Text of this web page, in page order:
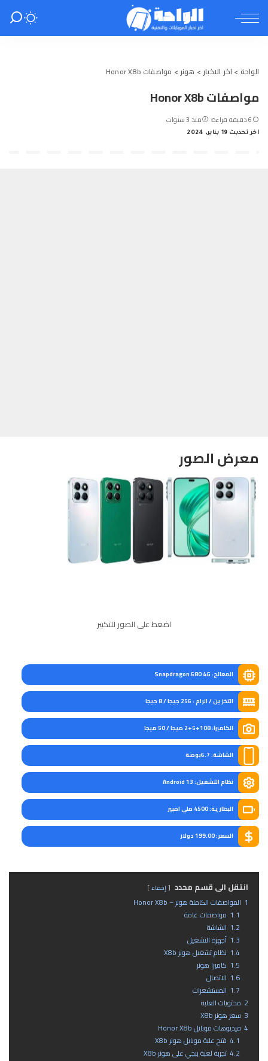
الواحة > اخر الاخبار > هونر > مواصفات Honor X8b
مواصفات Honor X8b
6 دقيقة قراءة منذ 3 سنوات
اخر تحديث 19 يناير، 2024
معرض الصور
اضغط على الصور للتكبير
المعالج: Snapdragon 680 4G
التخزين / الرام : 256 جيجا / 8 جيجا
الكاميرا: 108+5+2 ميجا / 50 ميجا
الشاشة: 6.7بوصة
نظام التشغيل: Android 13
البطارية: 4500 ملي امبير
السعر: 199.00 دولار
انتقل الى قسم محدد إخفاء
1 المواصفات الكاملة هونر – Honor X8b
1.1 مواصفات عامة
1.2 الشاشة
1.3 أجهزة التشغيل
1.4 نظام تشغيل هونر X8b
1.5 كاميرا هونر
1.6 الاتصال
1.7 المستشعرات
2 محتويات العلبة
3 سعر هونر X8b
4 فيديوهات موبايل Honor X8b
4.1 فتح علبة موبايل هونر X8b
4.2 تجربة لعبة ببجي على هونر X8b